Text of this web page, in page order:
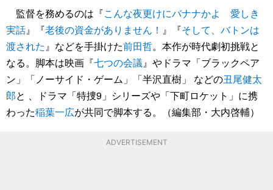
監督を務めるのは『こんな夜更けにバナナかよ 愛しき
実話』『老後の資金がありません！ 』『そして、バトンは
渡された』などを手掛けた前田哲。本作が時代劇初挑戦と
なる。脚本は映画『七つの会議』やドラマ「ブラックペア
ン」「ノーサイド・ゲーム」「半沢直樹」 などの丑尾健太
郎と 、ドラマ「特捜9」シリーズや「下町ロケット」に携
わった稲葉一広が共同で脚本する。（編集部・大内啓輔）
ADVERTISEMENT